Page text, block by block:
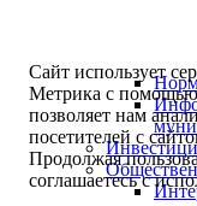
Сайт использует
Метрика с
позволяет нам
посетителей с
Продолжая
соглашаетесь с